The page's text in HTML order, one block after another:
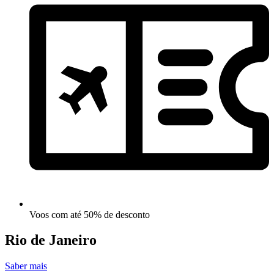
Voos com até 50% de desconto
Rio de Janeiro
Saber mais